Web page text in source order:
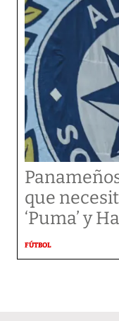
que
‘Puma’ y
FÚTBOL